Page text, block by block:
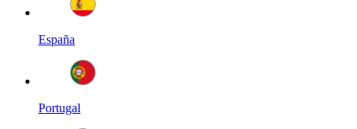
España
Portugal